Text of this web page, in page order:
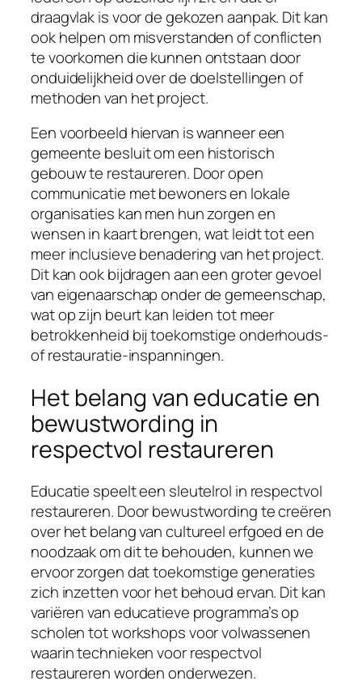
draagvlak is voor de gekozen aanpak. Dit kan
ook helpen om misverstanden of conflicten
te voorkomen die kunnen ontstaan door
onduidelijkheid over de doelstellingen of
methoden van het project.
Een voorbeeld hiervan is wanneer een
gemeente besluit om een historisch
gebouw te restaureren. Door open
communicatie met bewoners en lokale
organisaties kan men hun zorgen en
wensen in kaart brengen, wat leidt tot een
meer inclusieve benadering van het project.
Dit kan ook bijdragen aan een groter gevoel
van eigenaarschap onder de gemeenschap,
wat op zijn beurt kan leiden tot meer
betrokkenheid bij toekomstige onderhouds-
of restauratie-inspanningen.
Het belang van educatie en
bewustwording in
respectvol restaureren
Educatie speelt een sleutelrol in respectvol
restaureren. Door bewustwording te creëren
over het belang van cultureel erfgoed en de
noodzaak om dit te behouden, kunnen we
ervoor zorgen dat toekomstige generaties
zich inzetten voor het behoud ervan. Dit kan
variëren van educatieve programma’s op
scholen tot workshops voor volwassenen
waarin technieken voor respectvol
restaureren worden onderwezen.